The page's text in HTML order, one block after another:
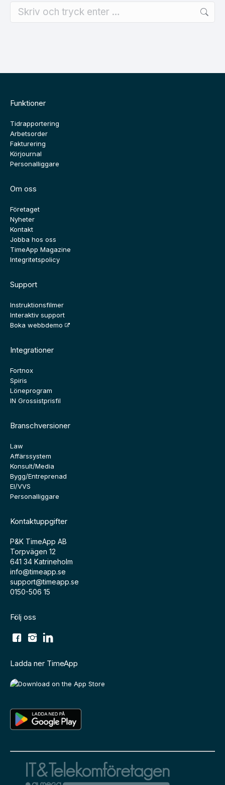
Funktioner
Tidrapportering
Arbetsorder
Fakturering
Körjournal
Personalliggare
Om oss
Företaget
Nyheter
Kontakt
Jobba hos oss
TimeApp Magazine
Integritetspolicy
Support
Instruktionsfilmer
Interaktiv support
Boka webbdemo
Integrationer
Fortnox
Spiris
Löneprogram
IN Grossistprisfil
Branschversioner
Law
Affärssystem
Konsult/Media
Bygg/Entreprenad
El/VVS
Personalliggare
Kontaktuppgifter
P&K TimeApp AB
Torpvägen 12
641 34 Katrineholm
info@timeapp.se
support@timeapp.se
0150-506 15
Följ oss
Ladda ner TimeApp